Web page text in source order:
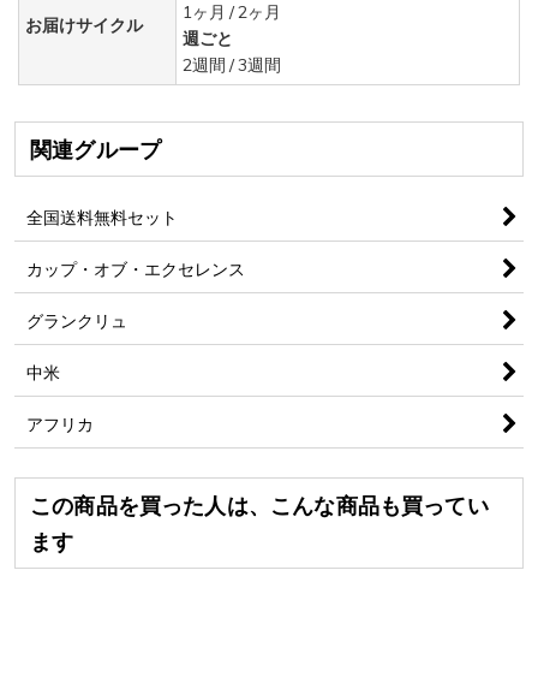
お届けサイクル
1ヶ月 /2ヶ月
週ごと
2週間 /3週間
関連グループ
全国送料無料セット
カップ・オブ・エクセレンス
グランクリュ
中米
アフリカ
この商品を買った人は、こんな商品も買ってい
ます